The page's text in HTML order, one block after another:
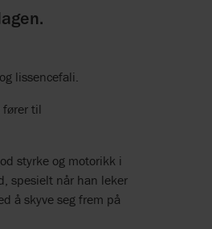
lissencefali.
til
styrke og motorikk i
spesielt når han leker
å skyve seg frem på